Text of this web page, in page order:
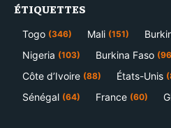
ÉTIQUETTES
Togo (346) Mali (151)
Nigeria (103) Burkina Faso
Côte d’Ivoire (88) États-Unis
Sénégal (64) France (60)